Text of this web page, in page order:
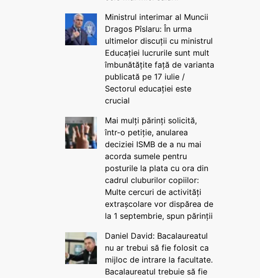
Ministrul interimar al Muncii
Dragos Pîslaru: În urma
ultimelor discuții cu ministrul
Educației lucrurile sunt mult
îmbunătățite față de varianta
publicată pe 17 iulie /
Sectorul educației este
crucial
Mai mulți părinți solicită,
într-o petiție, anularea
deciziei ISMB de a nu mai
acorda sumele pentru
posturile la plata cu ora din
cadrul cluburilor copiilor:
Multe cercuri de activități
extrașcolare vor dispărea de
la 1 septembrie, spun părinții
Daniel David: Bacalaureatul
nu ar trebui să fie folosit ca
mijloc de intrare la facultate.
Bacalaureatul trebuie să fie